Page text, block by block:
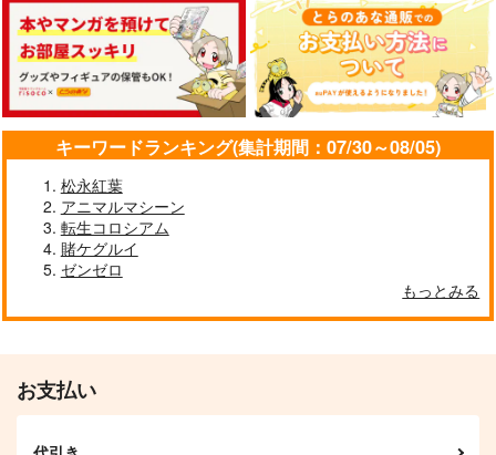
キーワードランキング(集計期間：07/30～08/05)
松永紅葉
アニマルマシーン
転生コロシアム
賭ケグルイ
ゼンゼロ
もっとみる
お支払い